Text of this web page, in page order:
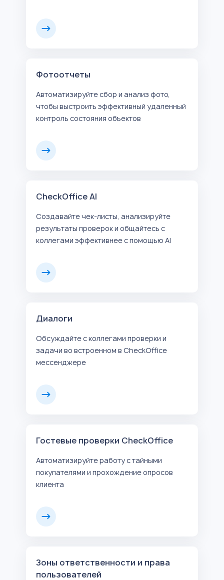
Фотоотчеты
Автоматизируйте сбор и анализ фото,
чтобы выстроить эффективный удаленный
контроль состояния объектов
CheckOffice AI
Создавайте чек-листы, анализируйте
результаты проверок и общайтесь с
коллегами эффективнее с помощью AI
Диалоги
Обсуждайте с коллегами проверки и
задачи во встроенном в CheckOffice
мессенджере
Гостевые проверки CheckOffice
Автоматизируйте работу с тайными
покупателями и прохождение опросов
клиента
Зоны ответственности и права
пользователей